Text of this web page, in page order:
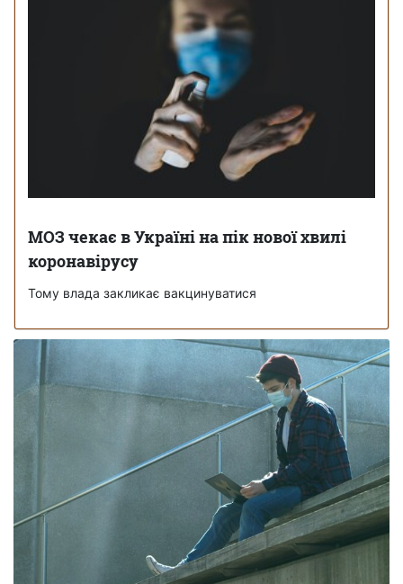
МОЗ чекає в Україні на пік нової хвилі
коронавірусу
Тому влада закликає вакцинуватися